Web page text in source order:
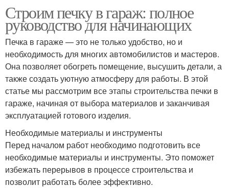
Строим печку в гараж: полное
руководство для начинающих
Печка в гараже — это не только удобство, но и
необходимость для многих автомобилистов и мастеров.
Она позволяет обогреть помещение, высушить детали, а
также создать уютную атмосферу для работы. В этой
статье мы рассмотрим все этапы строительства печки в
гараже, начиная от выбора материалов и заканчивая
эксплуатацией готового изделия.
Необходимые материалы и инструменты
Перед началом работ необходимо подготовить все
необходимые материалы и инструменты. Это поможет
избежать перерывов в процессе строительства и
позволит работать более эффективно.